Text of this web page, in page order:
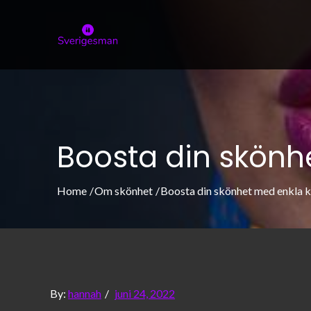
Boosta din
Home Om skönhet Boosta din skönhet med enkla
By: hannah
Posted
juni 24, 2022